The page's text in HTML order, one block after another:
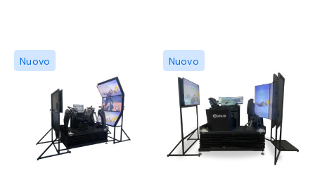
Nuovo Nuovo